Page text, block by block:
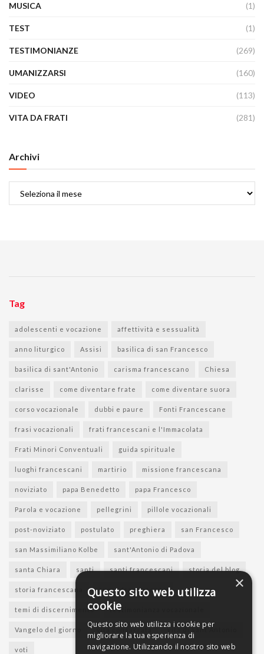
MUSICA (1)
TEST (1)
TESTIMONIANZE (269)
UMANIZZARSI (160)
VIDEO (113)
VITA DA FRATI (281)
Archivi
Tag
adolescenti e vocazione affettività e sessualità
anno liturgico Assisi basilica di san Francesco
basilica di sant'Antonio carisma francescano Chiesa
clarisse come diventare frate come diventare suora
corso vocazionale dubbi e paure Fonti Francescane
frasi vocazionali frati francescani e l'Immacolata
Frati Minori Conventuali guida spirituale
luoghi francescani martirio missione francescana
noviziato papa Benedetto papa Francesco
Parola e vocazione pellegrini pillole vocazionali
post-noviziato postulato preghiera san Francesco
san Massimiliano Kolbe sant'Antonio di Padova
santa Chiara santi santi francescani storia del blog
storia francescana suore francescane
temi di discernimento testimonianza vocazionale
Vangelo del giorno vita di sant'Antonio
voti
×
Questo sito web utilizza
cookie
Questo sito web utilizza i cookie per
migliorare la tua esperienza di
navigazione. Utilizzando il nostro sito web